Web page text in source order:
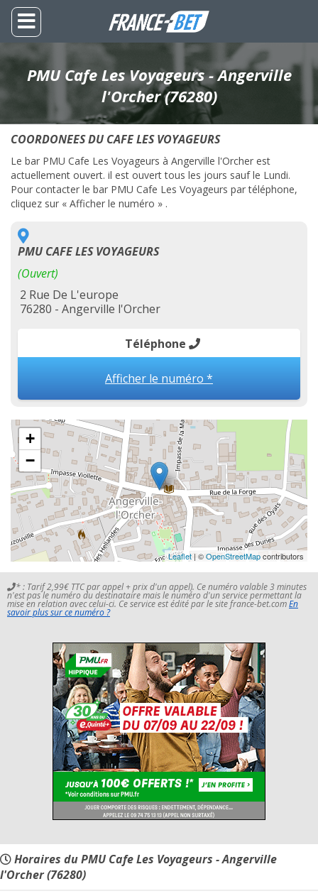
PMU Cafe Les Voyageurs - Angerville
l'Orcher (76280)
COORDONEES DU CAFE LES VOYAGEURS
Le bar PMU Cafe Les Voyageurs à Angerville l'Orcher est
actuellement ouvert. il est ouvert tous les jours sauf le Lundi.
Pour contacter le bar PMU Cafe Les Voyageurs par téléphone,
cliquez sur « Afficher le numéro » .
PMU CAFE LES VOYAGEURS
(Ouvert)
2 Rue De L'europe
76280 - Angerville l'Orcher
Téléphone
Afficher le numéro *
+
−
Leaflet | ©OpenStreetMapcontributors
* : Tarif 2,99€ TTC par appel + prix d'un appel). Ce numéro valable 3 minutes
n'est pas le numéro du destinataire mais le numéro d'un service permettant la
mise en relation avec celui-ci. Ce service est édité par le site france-bet.comEn
savoir plus sur ce numéro ?
Horaires du PMU Cafe Les Voyageurs - Angerville
l'Orcher (76280)